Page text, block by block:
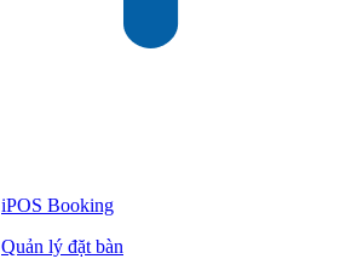
iPOS Booking
Quản lý đặt bàn